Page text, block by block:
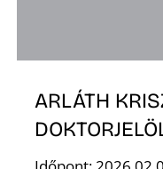
ARLÁTH